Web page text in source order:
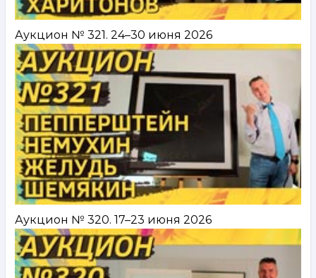
Аукцион № 321. 24–30 июня 2026
Аукцион № 320. 17–23 июня 2026